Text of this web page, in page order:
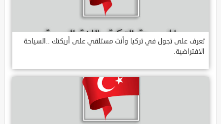
تعرف على تجول في تركيا وأنت مستلقي على أريكتك ..السياحة
الافتراضية.